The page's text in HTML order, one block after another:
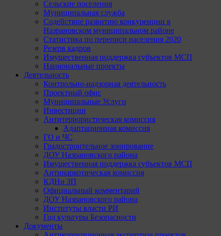
Сельские поселения
Муниципальная служба
Содействие развитию конкуренции в
Назрановском муниципальном районе
Статистика по переписи населения 2020
Резерв кадров
Имущественная поддержка субъектов МСП
Национальные проекты
Деятельность
Контрольно-надзорная деятельность
Проектный офис
Муниципальные Услуги
Инвестиции
Антитеррористическая комиссия
Адаптационная комиссия
ГО и ЧС
Градостроительное зонирование
ДОУ Назрановского района
Имущественная поддержка субъектов МСП
Антинаркотическая комиссия
КДНи ЗП
Официальный комментарий
ДОУ Назрановского района
Институты власти РИ
Год культуры Безопасности
Документы